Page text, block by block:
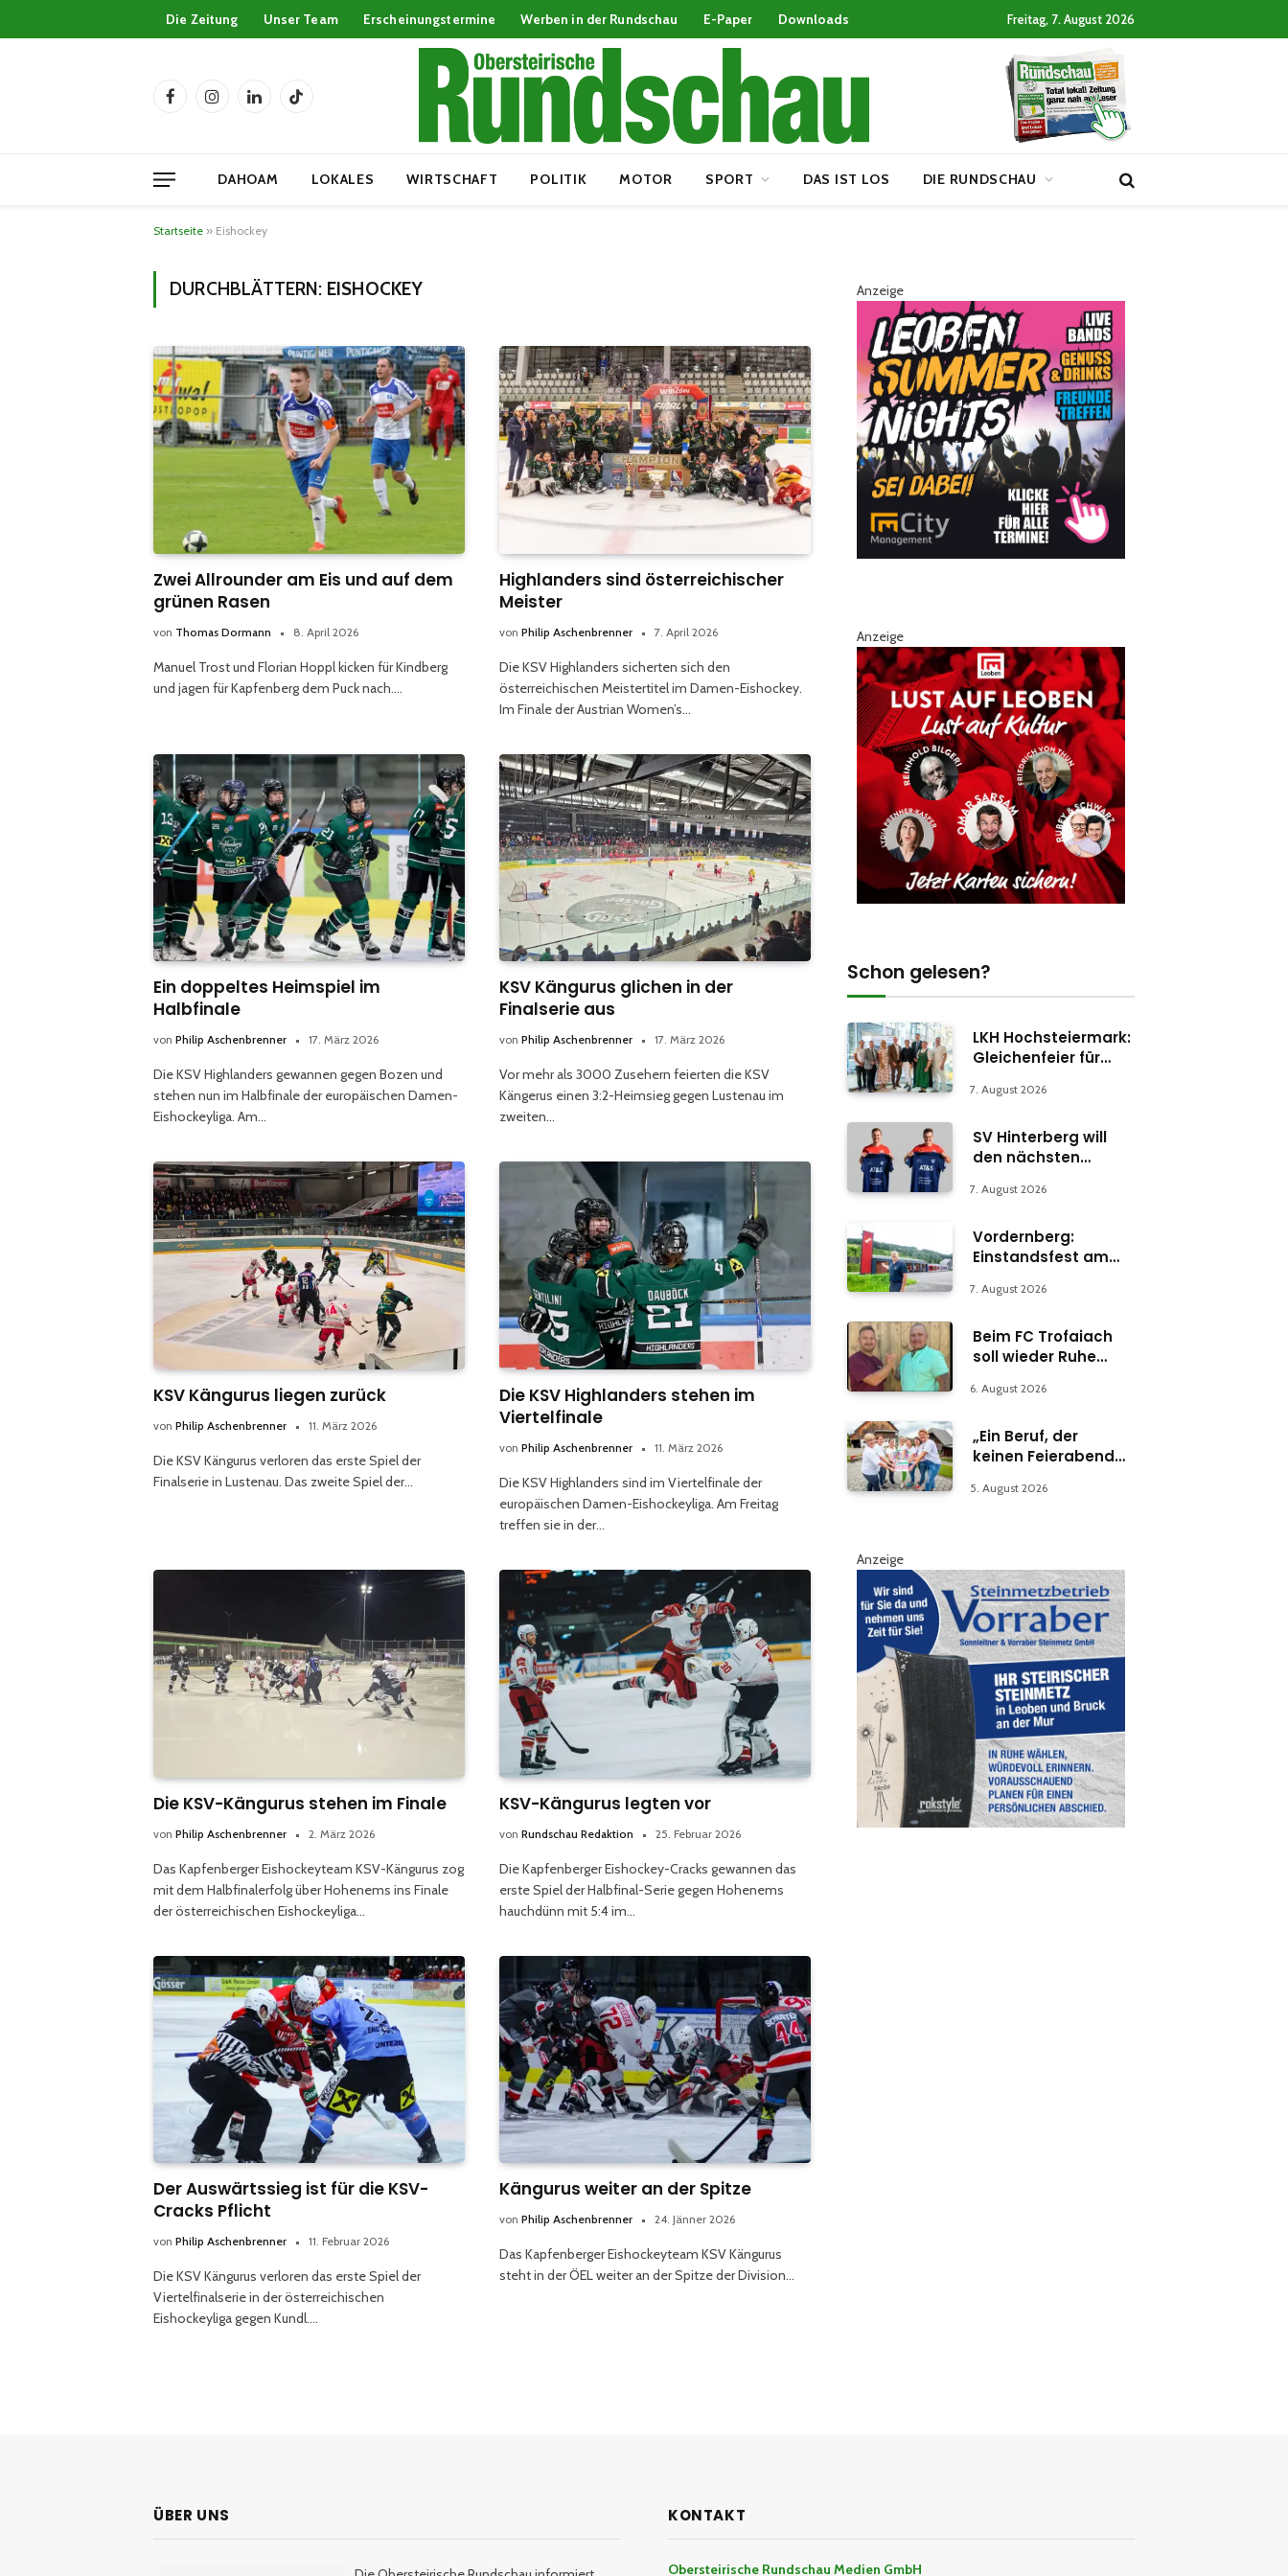
Die Zeitung Unser Team Erscheinungstermine Werben in der Rundschau E-Paper Downloads Freitag, 7. August 2026
FacebookInstagramLinkedInTikTok
DAHOAM LOKALES WIRTSCHAFT POLITIK MOTOR SPORT DAS IST LOS DIE RUNDSCHAU
Startseite » Eishockey
DURCHBLÄTTERN: EISHOCKEY
Zwei Allrounder am Eis und auf dem
grünen Rasen
von Thomas Dormann 8. April 2026
Manuel Trost und Florian Hoppl kicken für Kindberg
und jagen für Kapfenberg dem Puck nach.…
Highlanders sind österreichischer
Meister
von Philip Aschenbrenner 7. April 2026
Die KSV Highlanders sicherten sich den
österreichischen Meistertitel im Damen-Eishockey.
Im Finale der Austrian Women’s…
Ein doppeltes Heimspiel im
Halbfinale
von Philip Aschenbrenner 17. März 2026
Die KSV Highlanders gewannen gegen Bozen und
stehen nun im Halbfinale der europäischen Damen-
Eishockeyliga. Am…
KSV Kängurus glichen in der
Finalserie aus
von Philip Aschenbrenner 17. März 2026
Vor mehr als 3000 Zusehern feierten die KSV
Kängerus einen 3:2-Heimsieg gegen Lustenau im
zweiten…
KSV Kängurus liegen zurück
von Philip Aschenbrenner 11. März 2026
Die KSV Kängurus verloren das erste Spiel der
Finalserie in Lustenau. Das zweite Spiel der…
Die KSV Highlanders stehen im
Viertelfinale
von Philip Aschenbrenner 11. März 2026
Die KSV Highlanders sind im Viertelfinale der
europäischen Damen-Eishockeyliga. Am Freitag
treffen sie in der…
Die KSV-Kängurus stehen im Finale
von Philip Aschenbrenner 2. März 2026
Das Kapfenberger Eishockeyteam KSV-Kängurus zog
mit dem Halbfinalerfolg über Hohenems ins Finale
der österreichischen Eishockeyliga…
KSV-Kängurus legten vor
von Rundschau Redaktion 25. Februar 2026
Die Kapfenberger Eishockey-Cracks gewannen das
erste Spiel der Halbfinal-Serie gegen Hohenems
hauchdünn mit 5:4 im…
Der Auswärtssieg ist für die KSV-
Cracks Pflicht
von Philip Aschenbrenner 11. Februar 2026
Die KSV Kängurus verloren das erste Spiel der
Viertelfinalserie in der österreichischen
Eishockeyliga gegen Kundl.…
Kängurus weiter an der Spitze
von Philip Aschenbrenner 24. Jänner 2026
Das Kapfenberger Eishockeyteam KSV Kängurus
steht in der ÖEL weiter an der Spitze der Division…
Anzeige
Anzeige
Schon gelesen?
LKH Hochsteiermark:
Gleichenfeier für
Abteilung in Bruck
7. August 2026
SV Hinterberg will
den nächsten
7. August 2026
Vordernberg:
Einstandsfest am
7. August 2026
Beim FC Trofaiach
soll wieder Ruhe
6. August 2026
„Ein Beruf, der
keinen Feierabend
5. August 2026
Anzeige
ÜBER UNS KONTAKT
Obersteirische Rundschau Medien GmbH